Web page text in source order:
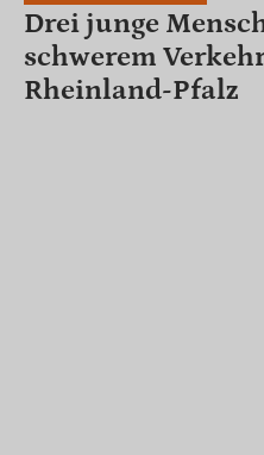
Drei junge
schwerem
Rheinland-Pfalz